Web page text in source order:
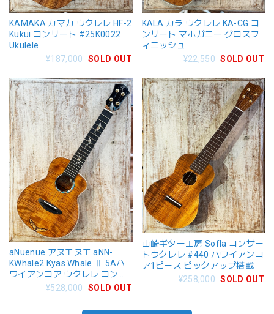
KAMAKA カマカ ウクレレ HF-2
Kukui コンサート #25K0022
Ukulele
¥187,000
SOLD OUT
KALA カラ ウクレレ KA-CG コ
ンサート マホガニー グロスフ
ィニッシュ
¥22,550 SOLD OUT
aNuenue アヌエヌエ aNN-
KWhale2 Kyas Whale Ⅱ 5Aハ
ワイアンコア ウクレレ コンサ
¥528,000 SOLD OUT
山崎ギター工房 Sofla コンサー
トウクレレ #440 ハワイアンコ
ア1ピース ピックアップ搭載
¥258,000 SOLD OUT